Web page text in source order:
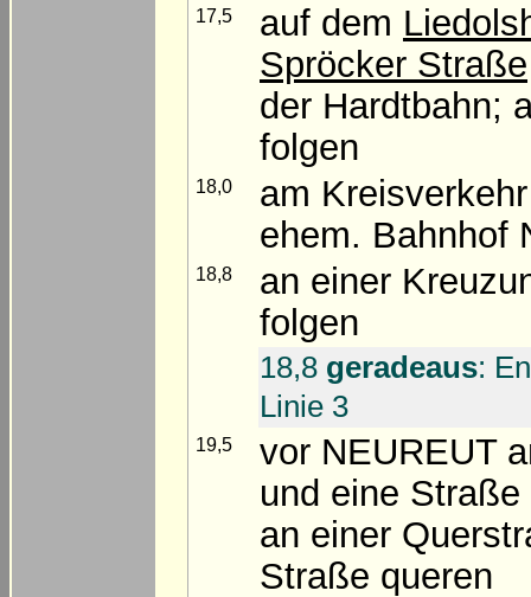
17,5 auf dem
Spröcker Straße
der Hardtbahn;
folgen
18,0
am
ehem. Bahnhof
18,8
an einer
folgen
18,8 geradeaus:
Linie 3
19,5
vor NEUREUT
und eine
an einer
Straße queren